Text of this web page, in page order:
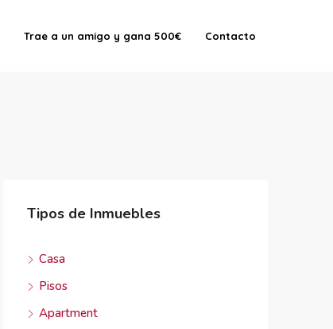
Trae a un amigo y gana 500€ Contacto
Tipos de Inmuebles
Casa
Pisos
Apartment